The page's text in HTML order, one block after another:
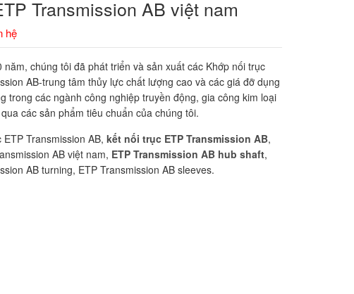
Transmission AB việt nam
hệ
năm, chúng tôi đã phát triển và sản xuất các Khớp nối trục
AB-trung tâm thủy lực chất lượng cao và các giá đỡ dụng
trong các ngành công nghiệp truyền động, gia công kim loại
các sản phẩm tiêu chuẩn của chúng tôi.
ETP Transmission AB,kết nối trục ETP Transmission AB,
AB việt nam, ETP Transmission AB hub shaft,
AB turning, ETP Transmission AB sleeves.